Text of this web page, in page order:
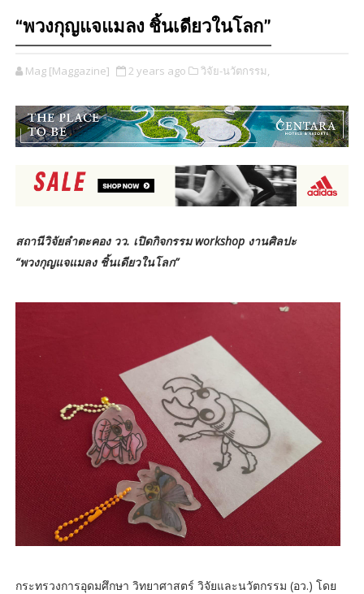
“พวงกุญแจแมลง ชิ้นเดียวในโลก”
Mag [Maggazine] 2 years ago วิจัย-นวัตกรรม,
สถานีวิจัยลำตะคอง วว. เปิดกิจกรรม workshop งานศิลปะ
“พวงกุญแจแมลง ชิ้นเดียวในโลก”
กระทรวงการอุดมศึกษา วิทยาศาสตร์ วิจัยและนวัตกรรม (อว.) โดย